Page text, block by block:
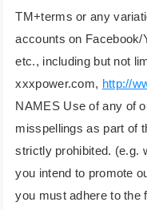
TM+terms or any
accounts on Facebook/
etc., including but not
xxxpower.com, http://
NAMES Use of any of
misspellings as part of
strictly prohibited. (e.g.
you intend to promote
you must adhere to the